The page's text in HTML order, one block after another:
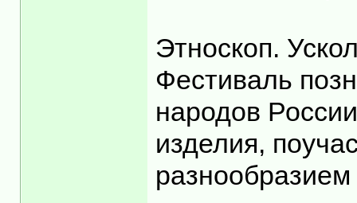
Этноскоп.
Фестиваль
народов
изделия,